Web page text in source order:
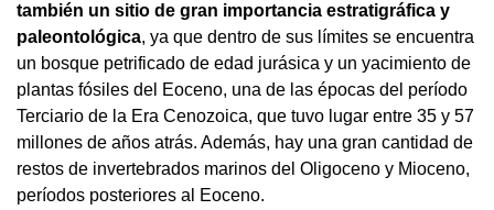
también un sitio de gran importancia estratigráfica y
paleontológica, ya que dentro de sus límites se encuentra
un bosque petrificado de edad jurásica y un yacimiento de
plantas fósiles del Eoceno, una de las épocas del período
Terciario de la Era Cenozoica, que tuvo lugar entre 35 y 57
millones de años atrás. Además, hay una gran cantidad de
restos de invertebrados marinos del Oligoceno y Mioceno,
períodos posteriores al Eoceno.